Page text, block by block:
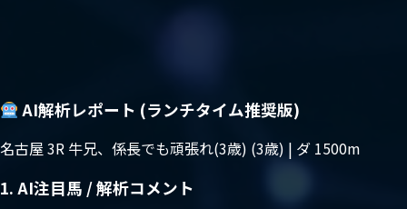
AI解析レポート (ランチタイム推奨版)
名古屋 3R 牛兄、係長でも頑張れ(3歳) (3歳) | ダ 1500m
1. AI注目馬 / 解析コメント